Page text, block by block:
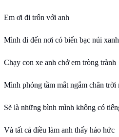
Em ơi đi trốn với anh
Mình đi đến nơi có biển bạc núi xanh
Chạy con xe anh chở em tròng trành
Mình phóng tầm mắt ngắm chân trời
Sẽ là những bình mình không có
Và tất cả điều làm anh thấy háo hức